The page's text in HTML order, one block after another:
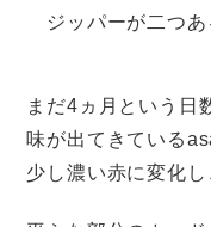
ジッパーが二つあ
まだ4ヵ月という日
味が出てきている
少し濃い赤に変化